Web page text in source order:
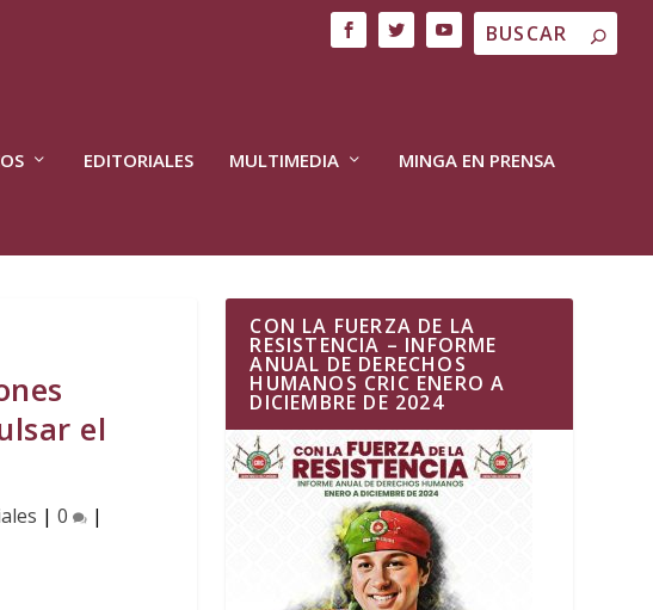
EDITORIALES MULTIMEDIA MINGA EN PRENSA
el
|0 |
CON LA FUERZA DE LA
RESISTENCIA – INFORME
ANUAL DE DERECHOS
HUMANOS CRIC ENERO A
DICIEMBRE DE 2024